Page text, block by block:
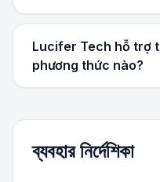
Lucifer Tech hỗ trợ
phương thức nào?
ব্যবহার নির্দেশিকা